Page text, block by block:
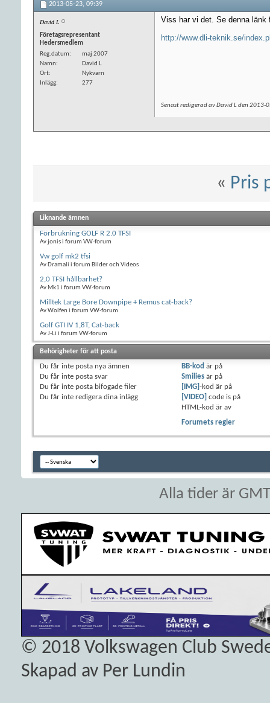
2013-05-23, 09:39
David L
Företagsrepresentant
Hedersmedlem
Reg.datum
maj 2007
Namn
David L
Ort
Nykvarn
Inlägg
277
Viss har vi det. Se denna länk
http://www.dli-teknik.se/
Senast redigerad av David L den 2013-
« Pris
Liknande ämnen
Förbrukning GOLF R 2.0 TFSI
Av jonis i forum VW-forum
Vw golf mk2 tfsi
Av Dramali i forum Bilder och Videos
2,0 TFSI hållbarhet?
Av Mk1 i forum VW-forum
Milltek Large Bore Downpipe + Remus cat-back?
Av Wolfen i forum VW-forum
Golf GTI IV 1,8T, Cat-back
Av J-Li i forum VW-forum
Behörigheter för att posta
Du får inte posta nya ämnen
Du får inte posta svar
Du får inte posta bifogade filer
Du får inte redigera dina inlägg
BB-kod är på
Smiliesär på
[IMG] -kod är på
[VIDEO] code is på
HTML-kod är av
Forumets regler
Alla tider är
© 2018 Volkswagen Club
Skapad av Per Lundin